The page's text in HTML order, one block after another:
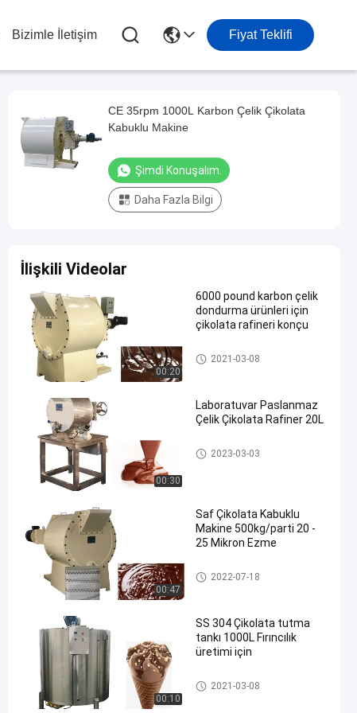
Bizimle İletişim Fiyat Teklifi
CE 35rpm 1000L Karbon Çelik Çikolata
Kabuklu Makine
Şimdi Konuşalım.
Daha Fazla Bilgi
İlişkili Videolar
00:20
6000 pound karbon çelik
dondurma ürünleri için
çikolata rafineri konçu
Çikolatalı karpuz makinesi
2021-03-08
00:30
Laboratuvar Paslanmaz
Çelik Çikolata Rafiner 20L
Çikolatalı karpuz makinesi
2023-03-03
00:47
Saf Çikolata Kabuklu
Makine 500kg/parti 20 -
25 Mikron Ezme
Çikolatalı karpuz makinesi
2022-07-18
00:10
SS 304 Çikolata tutma
tankı 1000L Fırıncılık
üretimi için
Çikolata tankı
2021-03-08